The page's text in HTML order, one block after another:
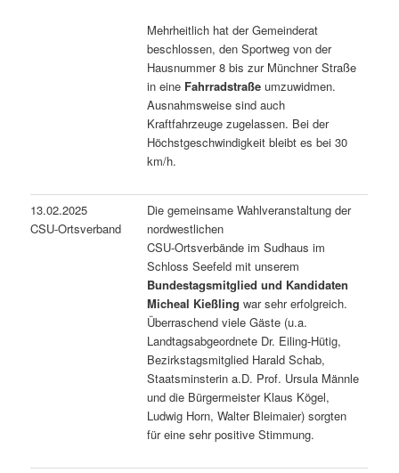
Mehrheitlich hat der Gemeinderat
beschlossen, den Sportweg von der
Hausnummer 8 bis zur Münchner Straße
in eine Fahrradstraße umzuwidmen.
Ausnahmsweise sind auch
Kraftfahrzeuge zugelassen. Bei der
Höchstgeschwindigkeit bleibt es bei 30
km/h.
13.02.2025
CSU-Ortsverband
Die gemeinsame Wahlveranstaltung der
nordwestlichen
CSU-Ortsverbände im Sudhaus im
Schloss Seefeld mit unserem
Bundestagsmitglied und Kandidaten
Micheal Kießling war sehr erfolgreich.
Überraschend viele Gäste (u.a.
Landtagsabgeordnete Dr. Eiling-Hütig,
Bezirkstagsmitglied Harald Schab,
Staatsminsterin a.D. Prof. Ursula Männle
und die Bürgermeister Klaus Kögel,
Ludwig Horn, Walter Bleimaier) sorgten
für eine sehr positive Stimmung.